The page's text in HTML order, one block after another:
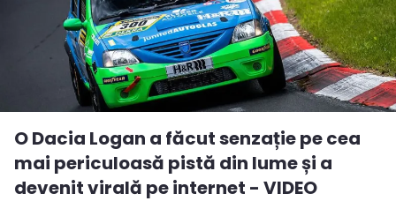
O Dacia Logan a făcut senzație pe cea
mai periculoasă pistă din lume și a
devenit virală pe internet - VIDEO